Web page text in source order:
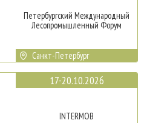
Петербургский Международный
Лесопромышленный Форум
Санкт-Петербург
17-20.10.2026
INTERMOB